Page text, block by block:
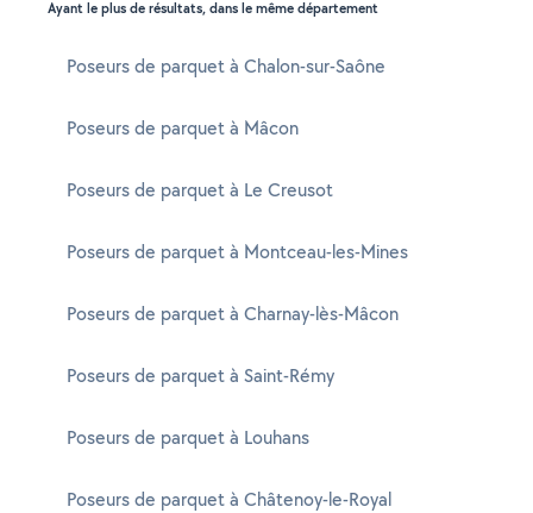
Ayant le plus de résultats, dans le même département
Poseurs de parquet à Chalon-sur-Saône
Poseurs de parquet à Mâcon
Poseurs de parquet à Le Creusot
Poseurs de parquet à Montceau-les-Mines
Poseurs de parquet à Charnay-lès-Mâcon
Poseurs de parquet à Saint-Rémy
Poseurs de parquet à Louhans
Poseurs de parquet à Châtenoy-le-Royal